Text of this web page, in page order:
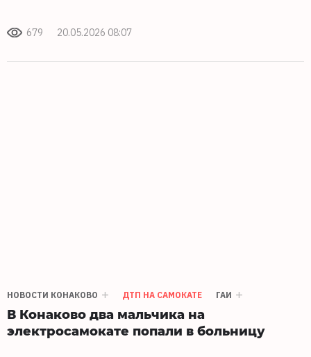
679 20.05.2026 08:07
НОВОСТИ КОНАКОВО ДТП НА САМОКАТЕ ГАИ
В Конаково два мальчика на
электросамокате попали в больницу